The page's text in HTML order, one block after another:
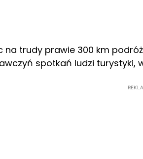
na trudy prawie 300 km
spotkań ludzi turystyki,